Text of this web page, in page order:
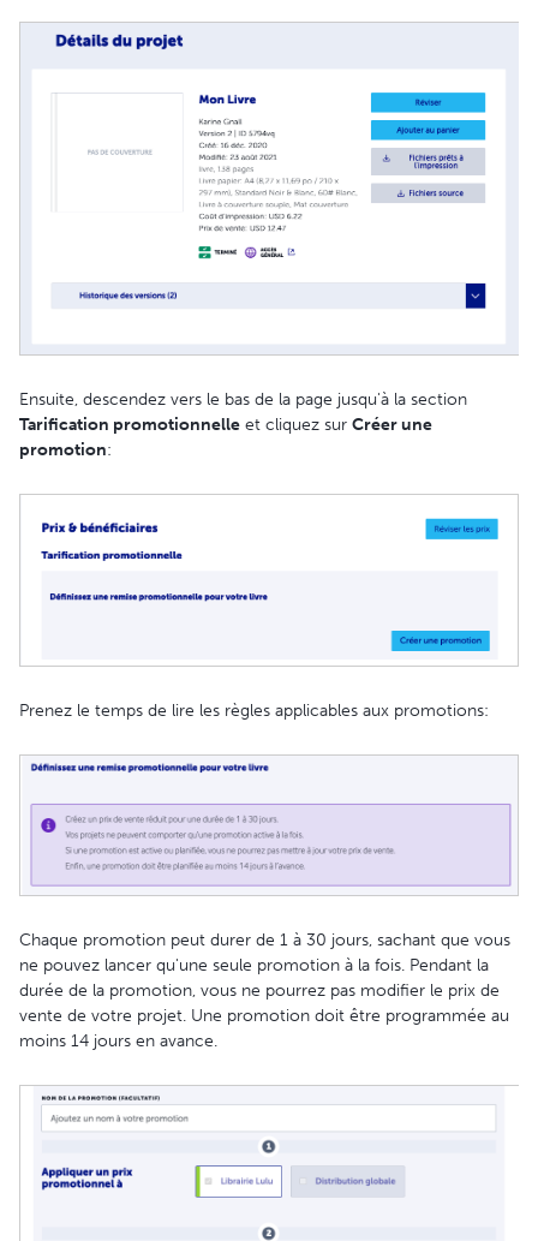
Ensuite, descendez vers le bas de la page jusqu'à la section
Tarification promotionnelle et cliquez sur Créer une
promotion:
Prenez le temps de lire les règles applicables aux promotions:
Chaque promotion peut durer de 1 à 30 jours, sachant que vous
ne pouvez lancer qu'une seule promotion à la fois. Pendant la
durée de la promotion, vous ne pourrez pas modifier le prix de
vente de votre projet. Une promotion doit être programmée au
moins 14 jours en avance.